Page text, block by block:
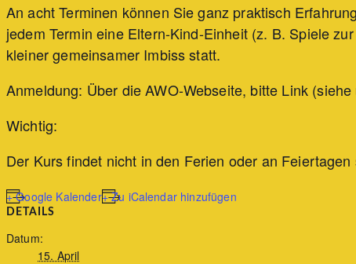
An acht Terminen können Sie ganz praktisch
jedem Termin eine Eltern-Kind-Einheit (z. B. Spiele
kleiner gemeinsamer Imbiss statt.
Anmeldung: Über die AWO-Webseite, bitte Link
Wichtig:
Der Kurs findet nicht in den Ferien oder an Feiertagen
+ Google Kalender+ Zu iCalendar hinzufügen
DETAILS
Datum:
15. April